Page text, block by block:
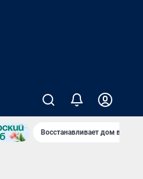
Восстанавливает дом в